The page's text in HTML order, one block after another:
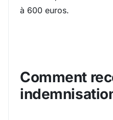
à 600 euros.
Comment